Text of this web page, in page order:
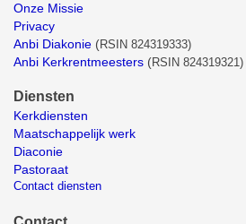
Onze Missie
Privacy
Anbi Diakonie (RSIN 824319333)
Anbi Kerkrentmeesters (RSIN 824319321)
Diensten
Kerkdiensten
Maatschappelijk werk
Diaconie
Pastoraat
Contact diensten